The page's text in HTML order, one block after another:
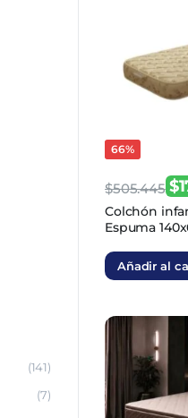
66%
$505.445
El
precio
original
era:
$
El
precio
actual
es:
Colchón
Espuma
Añadir al
(141)
(7)